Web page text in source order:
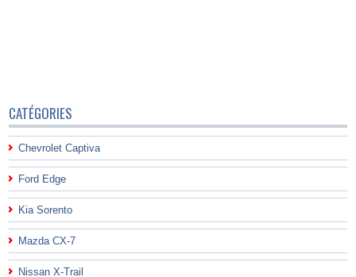
CATÉGORIES
Chevrolet Captiva
Ford Edge
Kia Sorento
Mazda CX-7
Nissan X-Trail